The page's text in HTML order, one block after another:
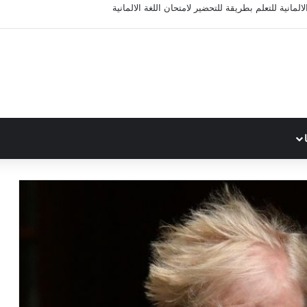
للتعلم بطريقة للتحضير لامتحان اللغة الالمانية